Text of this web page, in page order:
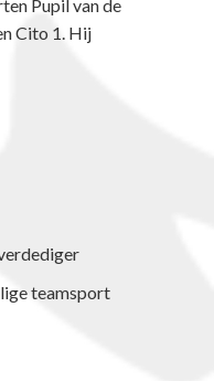
Pupil van de
Cito 1. Hij
teamsport